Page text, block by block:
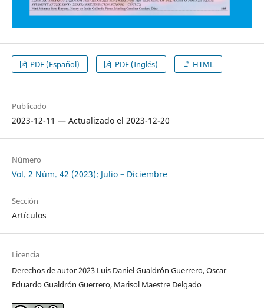
PDF (Español) PDF (Inglés) HTML
Publicado
2023-12-11 — Actualizado el 2023-12-20
Número
Vol. 2 Núm. 42 (2023): Julio – Diciembre
Sección
Artículos
Licencia
Derechos de autor 2023 Luis Daniel Gualdrón Guerrero, Oscar
Eduardo Gualdrón Guerrero, Marisol Maestre Delgado